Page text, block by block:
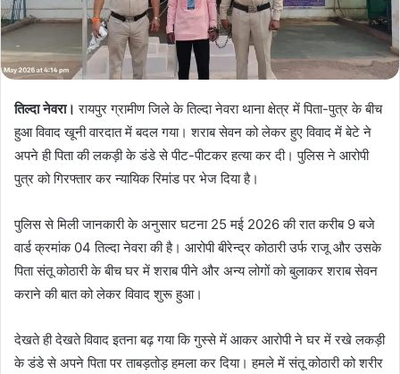
तिल्दा नेवरा। रायपुर ग्रामीण जिले के तिल्दा नेवरा थाना क्षेत्र में पिता-पुत्र के बीच
हुआ विवाद खूनी वारदात में बदल गया। शराब सेवन को लेकर हुए विवाद में बेटे ने
अपने ही पिता की लकड़ी के डंडे से पीट-पीटकर हत्या कर दी। पुलिस ने आरोपी
पुत्र को गिरफ्तार कर न्यायिक रिमांड पर भेज दिया है।
पुलिस से मिली जानकारी के अनुसार घटना 25 मई 2026 की रात करीब 9 बजे
वार्ड क्रमांक 04 तिल्दा नेवरा की है। आरोपी बीरेन्द्र कोठारी उर्फ राजू और उसके
पिता संतू कोठारी के बीच घर में शराब पीने और अन्य लोगों को बुलाकर शराब सेवन
कराने की बात को लेकर विवाद शुरू हुआ।
देखते ही देखते विवाद इतना बढ़ गया कि गुस्से में आकर आरोपी ने घर में रखे लकड़ी
के डंडे से अपने पिता पर ताबड़तोड़ हमला कर दिया। हमले में संतू कोठारी को शरीर